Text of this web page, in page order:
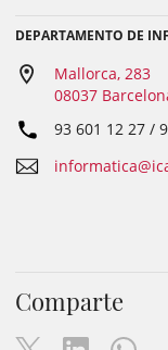
DEPARTAMENTO DE
Mallorca, 283
08037
93 601 12 27 /
Comparte